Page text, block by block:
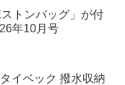
トンバッグ」が付
年10月号
イベック 撥水収納